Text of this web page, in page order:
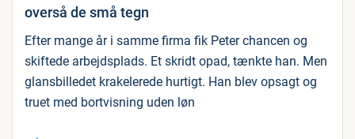
overså de små tegn
Efter mange år i samme firma fik Peter chancen og
skiftede arbejdsplads. Et skridt opad, tænkte han. Men
glansbilledet krakelerede hurtigt. Han blev opsagt og
truet med bortvisning uden løn